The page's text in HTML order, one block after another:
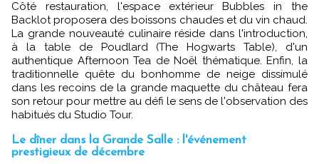
Côté restauration, l'espace extérieur Bubbles in the
Backlot proposera des boissons chaudes et du vin chaud.
La grande nouveauté culinaire réside dans l'introduction,
à la table de Poudlard (The Hogwarts Table), d'un
authentique Afternoon Tea de Noël thématique. Enfin, la
traditionnelle quête du bonhomme de neige dissimulé
dans les recoins de la grande maquette du château fera
son retour pour mettre au défi le sens de l'observation des
habitués du Studio Tour.
Le dîner dans la Grande Salle : l'événement
prestigieux de décembre